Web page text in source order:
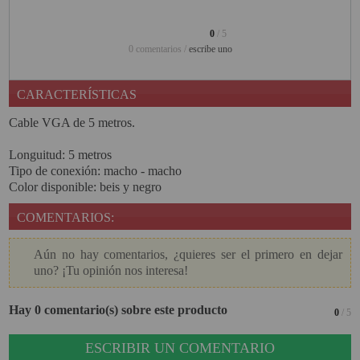
PIZARRAS INTERACTIVAS
PROYECTOR 3D
PROYECTOR CON WIFI
PROYECTOR DE LED
PROYECTOR DE TIRO
ULTRA CORTO
EDUCACION
0 / 5
0 comentarios / escribe uno
CARACTERÍSTICAS
Cable VGA de 5 metros.
Longuitud: 5 metros
Tipo de conexión: macho - macho
Color disponible: beis y negro
COMENTARIOS:
Aún no hay comentarios, ¿quieres ser el primero en dejar
uno? ¡Tu opinión nos interesa!
Hay 0 comentario(s) sobre este producto 0/ 5
ESCRIBIR UN COMENTARIO